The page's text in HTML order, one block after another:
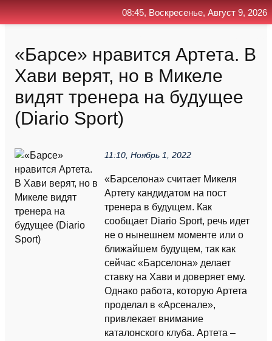
«Барсе» нравится Артета. В
Хави верят, но в Микеле
видят тренера на будущее
(Diario Sport)
11:10, Ноябрь 1, 2022
«Барселона» считает Микеля
Артету кандидатом на пост
тренера в будущем. Как
сообщает Diario Sport, речь идет
не о нынешнем моменте или о
ближайшем будущем, так как
сейчас «Барселона» делает
ставку на Хави и доверяет ему.
Однако работа, которую Артета
проделал в «Арсенале»,
привлекает внимание
каталонского клуба. Артета –
08:45, Воскресенье, Август 9, 2026